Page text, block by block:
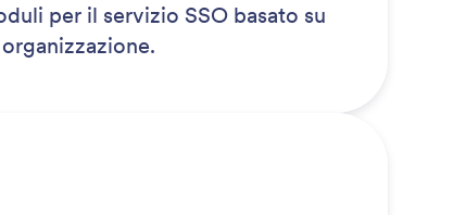
per il servizio SSO basato su